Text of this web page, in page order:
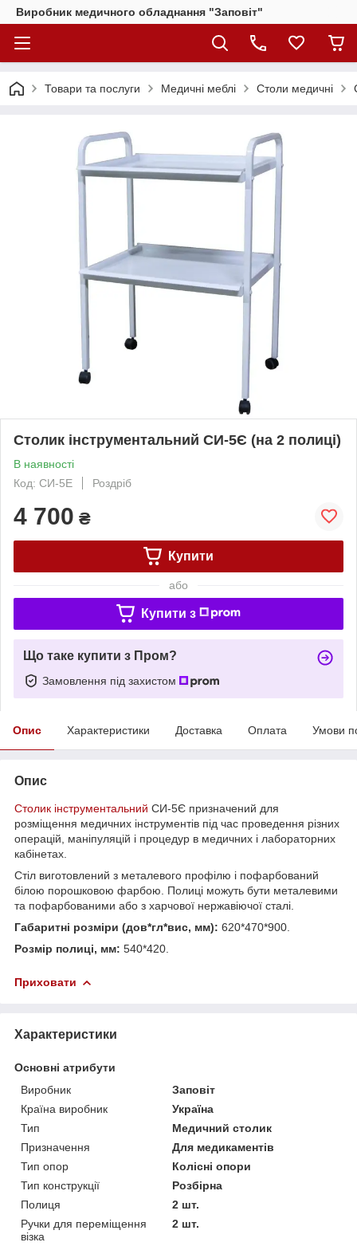
Виробник медичного обладнання "Заповіт"
Товари та послуги Медичні меблі Столи медичні
Столик інструментальний СИ-5Є (на 2 полиці)
В наявності
Код: СИ-5Е
Роздріб
4 700 ₴
Купити
або
Купити з
Що таке купити з Пром?
Замовлення під захистом
Опис Характеристики Доставка Оплата Умови
Опис
Столик інструментальний СИ-5Є призначений для
розміщення медичних інструментів під час проведення різних
операцій, маніпуляцій і процедур в медичних і лабораторних
кабінетах.
Стіл виготовлений з металевого профілю і пофарбований
білою порошковою фарбою. Полиці можуть бути металевими
та пофарбованими або з харчової нержавіючої сталі.
Габаритні розміри (дов*гл*вис, мм): 620*470*900.
Розмір полиці, мм: 540*420.
Приховати
Характеристики
Основні атрибути
Виробник
Заповіт
Країна виробник
Україна
Тип
Медичний столик
Призначення
Для медикаментів
Тип опор
Колісні опори
Тип конструкції
Розбірна
Полиця
2 шт.
Ручки для переміщення
візка
2 шт.